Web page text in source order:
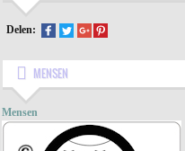
Delen:
MENSEN
Mensen